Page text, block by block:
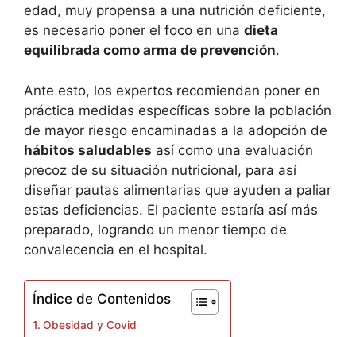
edad, muy propensa a una nutrición deficiente,
es necesario poner el foco en una dieta
equilibrada como arma de prevención.
Ante esto, los expertos recomiendan poner en
práctica medidas específicas sobre la población
de mayor riesgo encaminadas a la adopción de
hábitos saludables así como una evaluación
precoz de su situación nutricional, para así
diseñar pautas alimentarias que ayuden a paliar
estas deficiencias. El paciente estaría así más
preparado, logrando un menor tiempo de
convalecencia en el hospital.
Índice de Contenidos
Obesidad y Covid